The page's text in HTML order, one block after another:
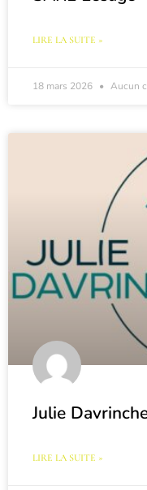
LIRE LA SUITE »
18 mars 2026 Aucun
Julie
LIRE LA SUITE »